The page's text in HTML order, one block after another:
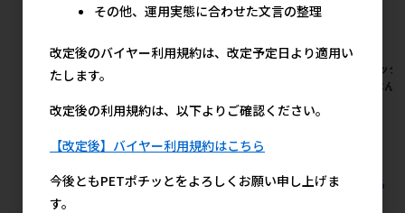
[ジェックス]ピュアクリスタル
ハロー 950ml 犬用 ライラック
ブルー【イチオシ】
3,980円
ーン【イチオシ】
[ジェッ
うごはん
すべてのジェックスの人気商品を見る
その他、運用実態に合わせた文言の整理
改定後のバイヤー利用規約は、改定予定日より適用い
たします。
改定後の利用規約は、以下よりご確認ください。
【改定後】バイヤー利用規約はこちら
今後ともPETポチッとをよろしくお願い申し上げま
す。